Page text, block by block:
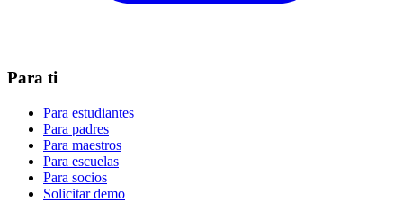
Para ti
Para estudiantes
Para padres
Para maestros
Para escuelas
Para socios
Solicitar demo